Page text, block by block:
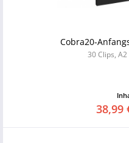
Cobra20-
30 Clips,
38,99